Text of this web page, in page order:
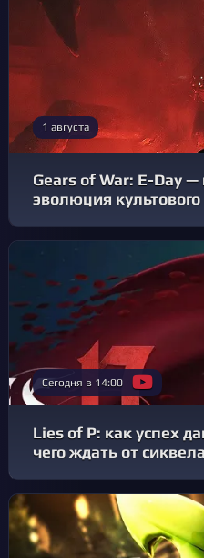
1 августа
Gears of War: E-Day
эволюция
Сегодня в 14:00
Lies of P: как успех
чего ждать от сиквела